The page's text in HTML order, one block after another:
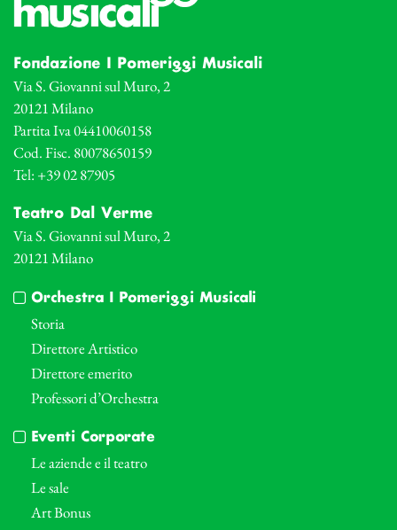
Fondazione I Pomeriggi Musicali
Via S. Giovanni sul Muro, 2
20121 Milano
Partita Iva 04410060158
Cod. Fisc. 80078650159
Tel: +39 02 87905
Teatro Dal Verme
Via S. Giovanni sul Muro, 2
20121 Milano
Orchestra I Pomeriggi Musicali
Storia
Direttore Artistico
Direttore emerito
Professori d’Orchestra
Eventi Corporate
Le aziende e il teatro
Le sale
Art Bonus